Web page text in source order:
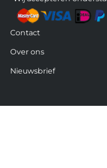
Contact
Over ons
Nieuwsbrief